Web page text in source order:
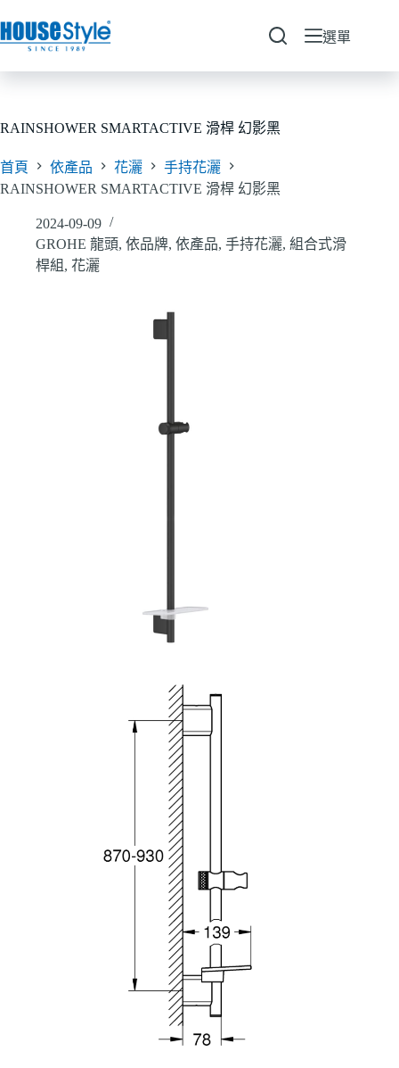
至
要
選單
RAINSHOWER SMARTACTIVE 滑桿 幻影黑
首頁 依產品 花灑
手持花灑
RAINSHOWER SMARTACTIVE 滑桿 幻影黑
2024-09-09
GROHE 龍頭, 依品牌, 依產品, 手持花灑, 組合式滑
桿組, 花灑